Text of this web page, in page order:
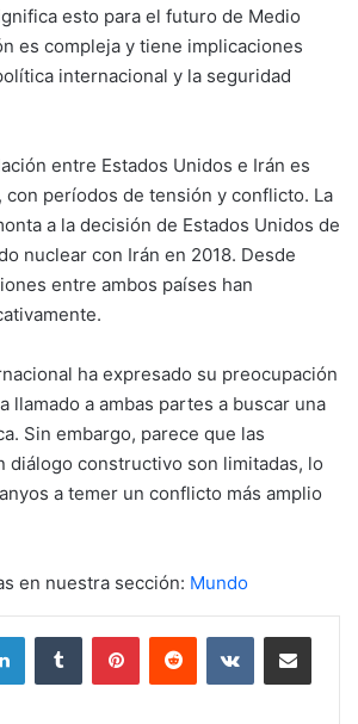
esto para el futuro de Medio
es compleja y tiene implicaciones
internacional y la seguridad
entre Estados Unidos e Irán es
con períodos de tensión y conflicto. La
a la decisión de Estados Unidos de
nuclear con Irán en 2018. Desde
entre ambos países han
ha expresado su preocupación
llamado a ambas partes a buscar una
Sin embargo, parece que las
diálogo constructivo son limitadas, lo
a temer un conflicto más amplio
en nuestra sección: Mundo
LinkedInTumblr PinterestReddit VKontakteCompartir por mail